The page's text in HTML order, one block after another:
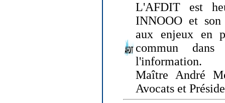
L'AFDIT est
INNOOO et
aux enjeux en
commun
l'information.
Maître André
Avocats et